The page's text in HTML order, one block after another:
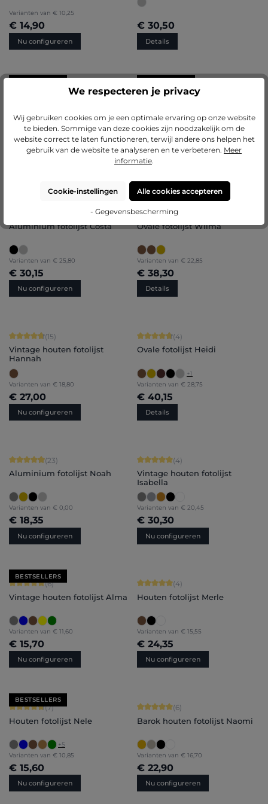
Varianten van € 10,25
€ 14,90
Nu configureren
€ 30,50
Details
Gemiddelde waardering van 5 van 5 sterren
+2
Varianten van € 17,25
€ 22,00
Gemiddelde waardering van 4.71
(85)
+7
Varianten van € 7,45
€ 8,95
Nu configureren
Gemiddelde waardering van 4.86 van 5 sterren
Aluminium fotolijst Costa
Varianten van € 25,80
€ 30,15
Nu configureren
Gemiddelde waardering van 4.8 van
(5)
Ovale fotolijst Wilma
Varianten van € 22,85
€ 38,30
Details
Gemiddelde waardering van 4.87 van 5 sterren
(15)
Vintage houten fotolijst
Hannah
Varianten van € 18,80
€ 27,00
Nu configureren
Gemiddelde waardering van 4.75
(4)
Ovale fotolijst Heidi
+1
Varianten van € 28,75
€ 40,15
Details
Gemiddelde waardering van 4.91 van 5 sterren
(23)
Aluminium fotolijst Noah
Varianten van € 0,00
€ 18,35
Nu configureren
Gemiddelde waardering van 5 van 5
(4)
Vintage houten fotolijst
Isabella
Varianten van € 20,45
€ 30,30
Nu configureren
BESTSELLERS
Gemiddelde waardering van 5 van 5 sterren
(6)
Vintage houten fotolijst Alma
Varianten van € 11,60
€ 15,70
Nu configureren
Gemiddelde waardering van 5 van 5
(4)
Houten fotolijst Merle
Varianten van € 15,55
€ 24,35
Nu configureren
BESTSELLERS
Gemiddelde waardering van 4.71 van 5 sterren
(7)
Houten fotolijst Nele
+5
Varianten van € 10,85
€ 15,60
Nu configureren
Gemiddelde waardering van 5 van 5
(6)
Barok houten fotolijst Naomi
Varianten van € 16,70
€ 22,90
Nu configureren
We respecteren je privacy
Wij gebruiken cookies om je een optimale ervaring op onze website
te bieden. Sommige van deze cookies zijn noodzakelijk om de
website correct te laten functioneren, terwijl andere ons helpen het
gebruik van de website te analyseren en te verbeteren. Meer
informatie.
Cookie-instellingen Alle cookies accepteren
- Gegevensbescherming